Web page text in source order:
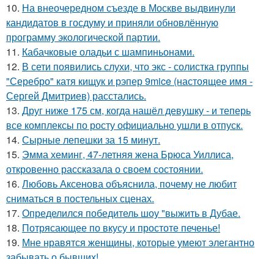
10. На внеочередном съезде в Москве выдвинули
кандидатов в госдуму и приняли обновлённую
программу экологической партии.
11. Кабачковые оладьи с шампиньонами.
12. В сети появились слухи, что экс - солистка группы
"Серебро" катя кищук и рэпер 9mice (настоящее имя -
Сергей Дмитриев) расстались.
13. Друг ниже 175 см, когда нашёл девушку - и теперь
все комплексы по росту официально ушли в отпуск.
14. Сырные лепешки за 15 минут.
15. Эмма хеминг, 47-летняя жена Брюса Уиллиса,
откровенно рассказала о своем состоянии.
16. Любовь Аксенова объяснила, почему не любит
сниматься в постельных сценах.
17. Определился победитель шоу "выжить в Дубае.
18. Потрясающее по вкусу и простоте печенье!
19. Мне нравятся женщины, которые умеют элегантно